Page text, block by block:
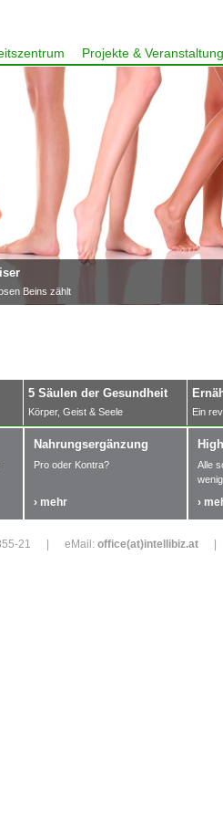
Projekte &
Beins zählt
5 Säulen der Gesundheit
Körper, Geist & Seele Ein
Nahrungsergänzung
Pro oder Kontra?
› mehr
Alle
›
21 eMail: office(at)intellibiz.at